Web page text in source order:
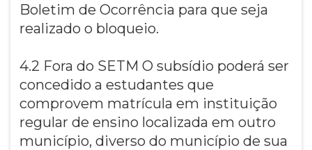
Boletim de Ocorrência para que seja
realizado o bloqueio.
4.2 Fora do SETM O subsídio poderá ser
concedido a estudantes que
comprovem matrícula em instituição
regular de ensino localizada em outro
município, diverso do município de sua